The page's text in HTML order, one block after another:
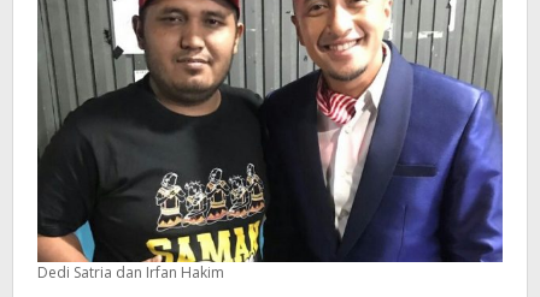
Dedi Satria dan Irfan Hakim